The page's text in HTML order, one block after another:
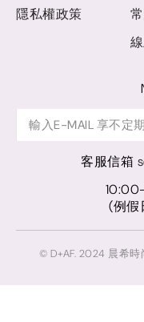
隱私權政策
客服信箱
(例假
© D+AF. 2024 晨希